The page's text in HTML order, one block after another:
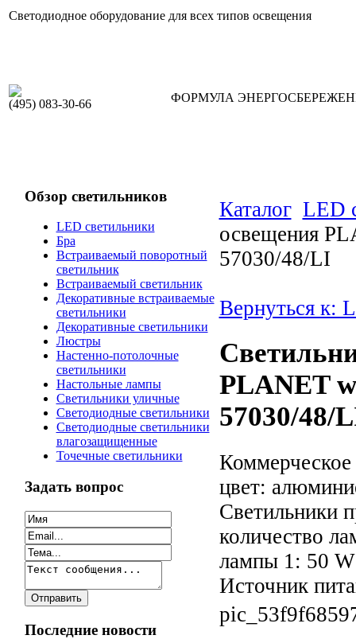
Светодиодное оборудование для всех типов освещения
(495) 083-30-66 ФОРМУЛА
Обзор светильников
LED светильники
Бра
Встраиваемый поворотный
светильник
Встраиваемый светильник
Декоративные встраиваемые
светильники
Декоративные светильники
Люстры
Настенно-потолочные
светильники
Настольные лампы
Светильники уличные
Светодиодные светильники
Светодиодные светильники
влагозащищенные
Точечные светильники
Задать вопрос
Последние новости
Каталог LED
освещения
57030/48/LI
Вернуться к:
PLANET
57030/48/
цвет:
Светильники
количество
лампы 1: 50
Источник